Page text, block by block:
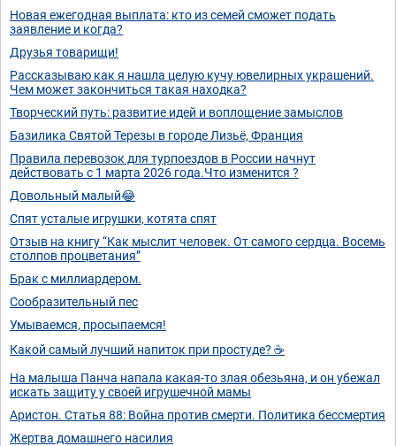
Новая ежегодная выплата: кто из семей сможет подать
заявление и когда?
Друзья товарищи!
Рассказываю как я нашла целую кучу ювелирных украшений.
Чем может закончиться такая находка?
Творческий путь: развитие идей и воплощение замыслов
Базилика Святой Терезы в городе Лизьё, Франция
Правила перевозок для турпоездов в России начнут
действовать с 1 марта 2026 года.Что изменится ?
Довольный малый😂
Спят усталые игрушки, котята спят
Отзыв на книгу “Как мыслит человек. От самого сердца. Восемь
столпов процветания”
Брак с миллиардером.
Сообразительный пес
Умываемся, просыпаемся!
Какой самый лучший напиток при простуде? ☕️
На малыша Панча напала какая-то злая обезьяна, и он убежал
искать защиту у своей игрушечной мамы
Аристон. Статья 88: Война против смерти. Политика бессмертия
Жертва домашнего насилия